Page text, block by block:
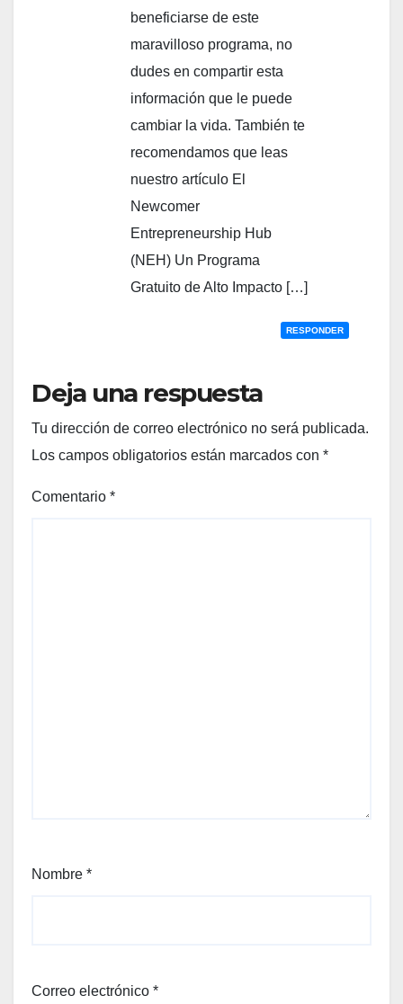
beneficiarse de este
maravilloso programa, no
dudes en compartir esta
información que le puede
cambiar la vida. También te
recomendamos que leas
nuestro artículo El
Newcomer
Entrepreneurship Hub
(NEH) Un Programa
Gratuito de Alto Impacto […]
RESPONDER
Deja una respuesta
Tu dirección de correo electrónico no será publicada.
Los campos obligatorios están marcados con *
Comentario *
Nombre *
Correo electrónico *